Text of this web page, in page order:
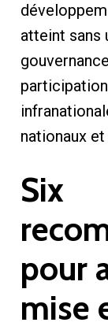
atteint sans
nationaux
Six
pour
mise